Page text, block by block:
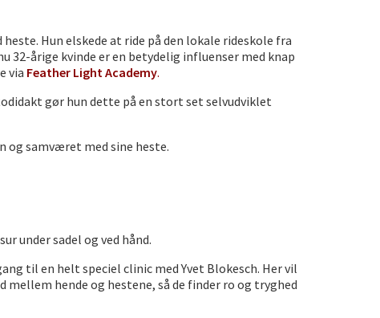
Hun elskede at ride på den lokale rideskole fra
32-årige kvinde er en betydelig influenser med knap
via Feather Light Academy.
gør hun dette på en stort set selvudviklet
og samværet med sine heste.
under sadel og ved hånd.
til en helt speciel clinic med Yvet Blokesch. Her vil
hende og hestene, så de finder ro og tryghed